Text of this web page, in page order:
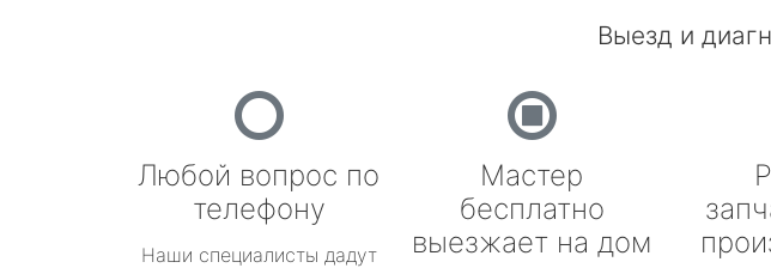
Выезд и
Любой вопрос по
телефону
Наши специалисты дадут
Мастер
бесплатно
выезжает на дом